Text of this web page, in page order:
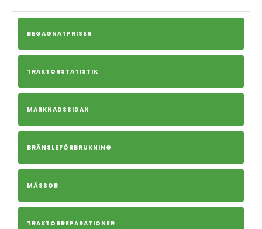
BEGAGNATPRISER
TRAKTORSTATISTIK
MARKNADSSIDAN
BRÄNSLEFÖRBRUKNING
MÄSSOR
TRAKTORREPARATIONER